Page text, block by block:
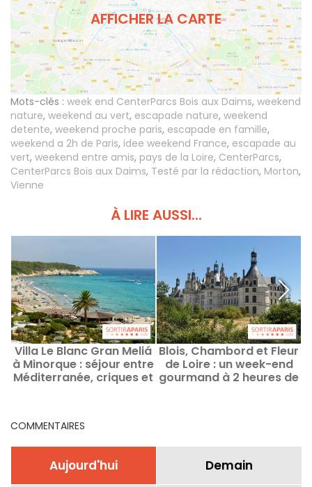
AFFICHER LA CARTE
Mots-clés : week end CenterParcs Bois aux Daims, weekend
nature, weekend au vert, escapade nature, weekend
detente, weekend proche paris, escapade en famille,
weekend a 2h de Paris, idee weekend France, escapade au
vert, weekend entre amis, pays de la Loire, CenterParcs,
CenterParcs Bois aux Daims, Testé par la rédaction, Morton,
Vienne
À LIRE AUSSI...
Villa Le Blanc Gran Meliá
à Minorque : séjour entre
Méditerranée, criques et
Blois, Chambord et Fleur
de Loire : un week-end
gourmand à 2 heures de
COMMENTAIRES
Aujourd'hui Demain